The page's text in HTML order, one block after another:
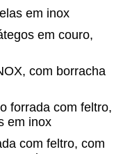
em inox
em couro,
com borracha
forrada com feltro,
em inox
com feltro, com